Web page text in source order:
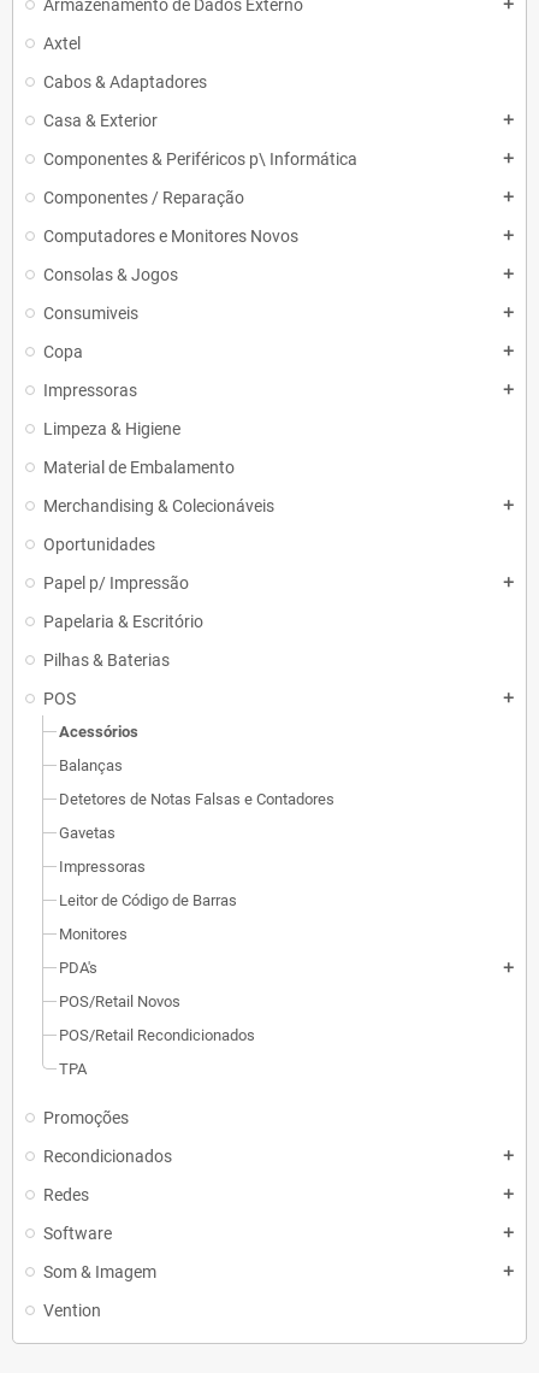
Armazenamento de Dados Externo add
Axtel
Cabos & Adaptadores
Casa & Exterior
add
Componentes & Periféricos p\ Informática add
Componentes / Reparação add
Computadores e Monitores Novos add
Consolas & Jogos add
Consumiveis add
Copa add
Impressoras add
Limpeza & Higiene
Material de Embalamento
Merchandising & Colecionáveis
add
Oportunidades
Papel p/ Impressão
add
Papelaria & Escritório
Pilhas & Baterias
POS
add
Acessórios
Balanças
Detetores de Notas Falsas e Contadores
Gavetas
Impressoras
Leitor de Código de Barras
Monitores
PDA's
add
POS/Retail Novos
POS/Retail Recondicionados
TPA
Promoções
Recondicionados
add
Redes add
Software add
Som & Imagem add
Vention